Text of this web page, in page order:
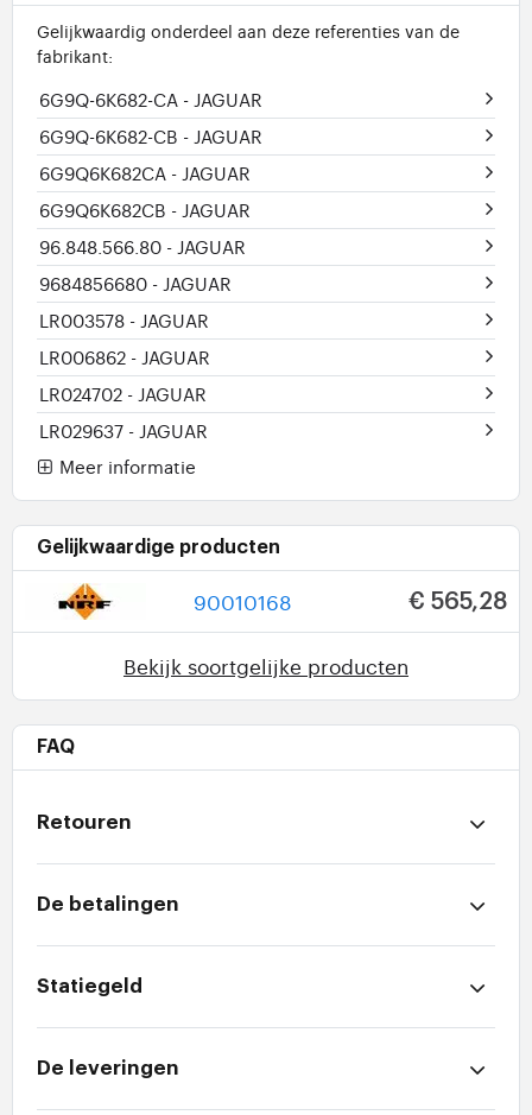
Gelijkwaardig onderdeel aan deze referenties van de
fabrikant:
6G9Q-6K682-CA - JAGUAR
6G9Q-6K682-CB - JAGUAR
6G9Q6K682CA - JAGUAR
6G9Q6K682CB - JAGUAR
96.848.566.80 - JAGUAR
9684856680 - JAGUAR
LR003578 - JAGUAR
LR006862 - JAGUAR
LR024702 - JAGUAR
LR029637 - JAGUAR
Meer informatie
Gelijkwaardige producten
90010168 € 565,28
Bekijk soortgelijke producten
FAQ
Retouren
De betalingen
Statiegeld
De leveringen